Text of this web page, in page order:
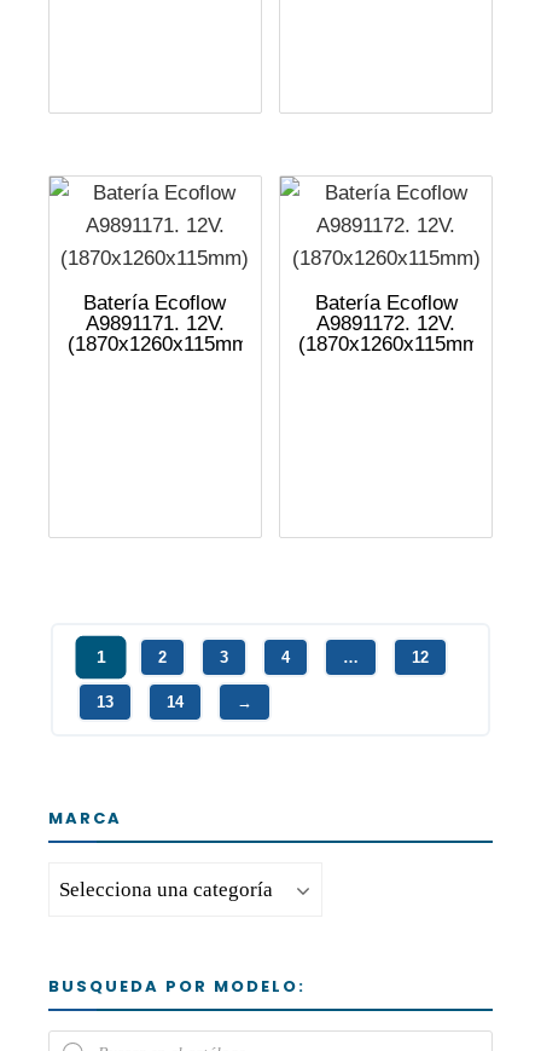
Batería Ecoflow
A9891171. 12V.
(1870x1260x115mm)
Batería Ecoflow
A9891172. 12V.
(1870x1260x115mm)
1 2 3 4 … 12
13 14 →
MARCA
BUSQUEDA POR MODELO: